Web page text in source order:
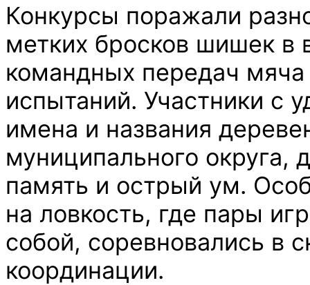
Конкурсы поражали
метких бросков шишек в
командных передач мяча
испытаний. Участники с
имена и названия
муниципального
память и острый ум.
на ловкость, где пары
собой, соревновались в
координации.